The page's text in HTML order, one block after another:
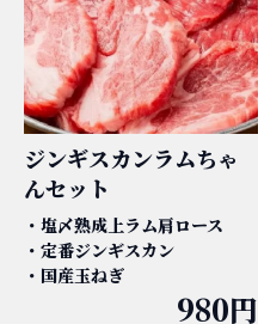
ジンギスカンラムちゃ
んセット
・塩〆熟成上ラム肩ロース
・定番ジンギスカン
・国産玉ねぎ
980円